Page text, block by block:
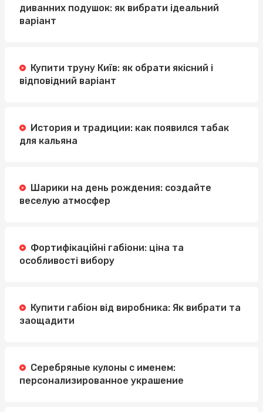
диванних подушок: як вибрати ідеальний
варіант
Купити труну Київ: як обрати якісний і
відповідний варіант
История и традиции: как появился табак
для кальяна
Шарики на день рождения: создайте
веселую атмосфер
Фортифікаційні габіони: ціна та
особливості вибору
Купити габіон від виробника: Як вибрати та
заощадити
Серебряные кулоны с именем:
персонализированное украшение